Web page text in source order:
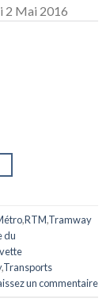
2 Mai 2016
,RTM,Tramway
du
,Transports
un commentaire